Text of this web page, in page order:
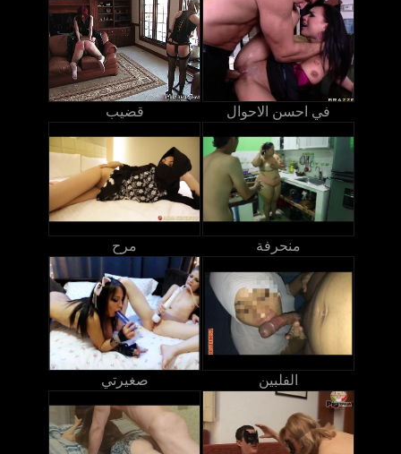
قضيب في احسن الاحوال
مرح منحرفة
صغيرتي الفلبين